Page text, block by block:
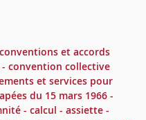
conventions et accords
convention collective
et services pour
du 15 mars 1966 -
- calcul - assiette -